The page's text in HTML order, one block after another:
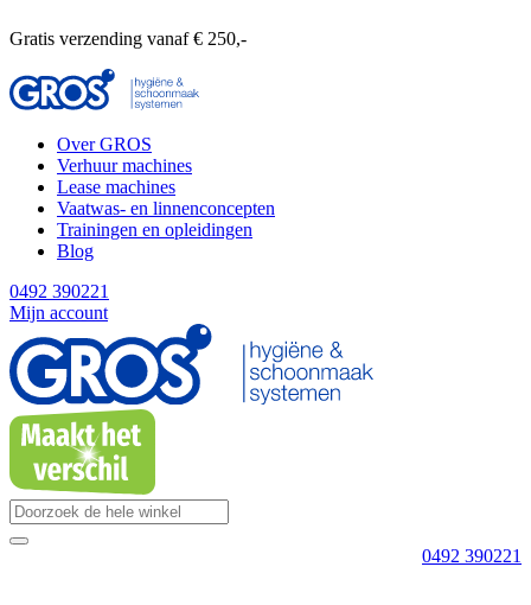
Gratis verzending vanaf € 250,-
Over GROS
Verhuur machines
Lease machines
Vaatwas- en linnenconcepten
Trainingen en opleidingen
Blog
0492 390221
Mijn account
0492 390221